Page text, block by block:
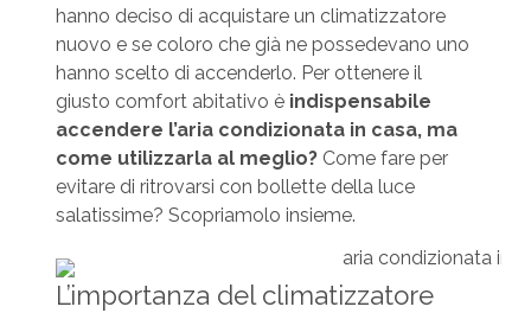
hanno deciso di acquistare un climatizzatore
nuovo e se coloro che già ne possedevano uno
hanno scelto di accenderlo. Per ottenere il
giusto comfort abitativo è indispensabile
accendere l’aria condizionata in casa, ma
come utilizzarla al meglio?Come fare per
evitare di ritrovarsi con bollette della luce
salatissime? Scopriamolo insieme.
L’importanza del climatizzatore